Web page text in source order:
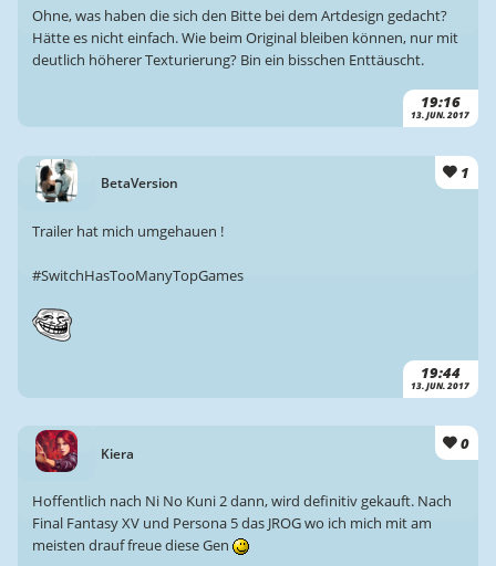
19:16
13. JUN. 2017
Ohne, was haben die sich den Bitte bei dem Artdesign gedacht?
Hätte es nicht einfach. Wie beim Original bleiben können, nur mit
deutlich höherer Texturierung? Bin ein bisschen Enttäuscht.
BetaVersion
1
19:44
13. JUN. 2017
Trailer hat mich umgehauen !
#SwitchHasTooManyTopGames
Kiera
0
Hoffentlich nach Ni No Kuni 2 dann, wird definitiv gekauft. Nach
Final Fantasy XV und Persona 5 das JROG wo ich mich mit am
meisten drauf freue diese Gen